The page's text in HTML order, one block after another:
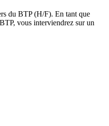
du BTP (H/F). En tant que
vous interviendrez sur un